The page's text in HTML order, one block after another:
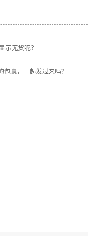
示无货呢？
裹，一起发过来吗？